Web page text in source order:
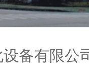
备有限公